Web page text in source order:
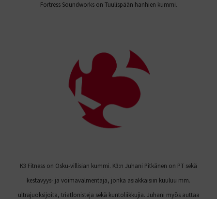
Fortress Soundworks on Tuulispään hanhien kummi.
K3 Fitness on Osku-villisian kummi. K3:n Juhani Pitkänen on PT sekä
kestävyys- ja voimavalmentaja, jonka asiakkaisiin kuuluu mm.
ultrajuoksijoita, triatlonisteja sekä kuntoliikkujia. Juhani myös auttaa